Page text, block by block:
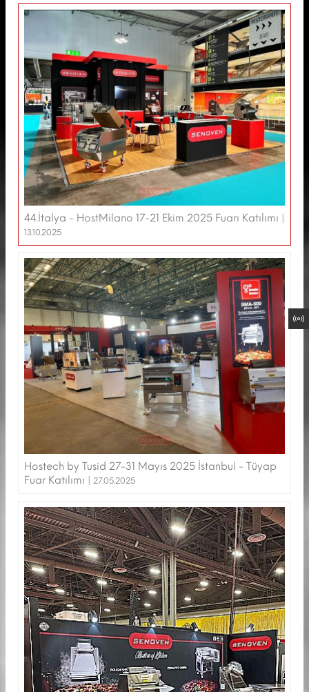
44.İtalya - HostMilano 17-21 Ekim 2025 Fuarı Katılımı |
13.10.2025
Hostech by Tusid 27-31 Mayıs 2025 İstanbul - Tüyap
Fuar Katılımı | 27.05.2025